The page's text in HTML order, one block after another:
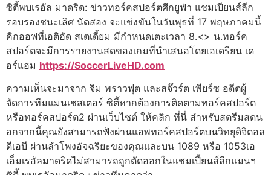
ซิตี้พบเรอัล มาดริด: ข่าวทอร์คสปอร์ตศึกยูฟ่า แชมเปียนส์ลีก
รอบรองชนะเลิศ นัดสอง จะแข่งขันในวันพุธที่ 17 พฤษภาคมนี้
คิกออฟที่เอติฮัด สเตเดี้ยม มีกําหนดเตะเวลา 8.<> น.ทอร์ค
สปอร์ตจะมีการรายงานสดของเกมที่นําเสนอโดยเอเดรียน เด
อร์แฮม https://SoccerLiveHD.com
ความเห็นจะมาจาก จิม พราวฟุต และสจ๊วร์ต เพียร์ซ อดีตผู้
จัดการทีมแมนเชสเตอร์ ซิตี้หากต้องการติดตามทอร์คสปอร์ต
หรือทอร์คสปอร์ต2 ผ่านเว็บไซต์ ให้คลิก ที่นี่ สําหรับสตรีมสดน
อกจากนี้คุณยังสามารถฟังผ่านแอพทอร์คสปอร์ตบนวิทยุดิจิตอล
ดีเอบี ผ่านลําโพงอัจฉริยะของคุณและบน 1089 หรือ 1053เอ
เอ็มเรอัลมาดริดไม่สามารถถูกตัดออกในแชมเปี้ยนส์ลีกแมนฯ